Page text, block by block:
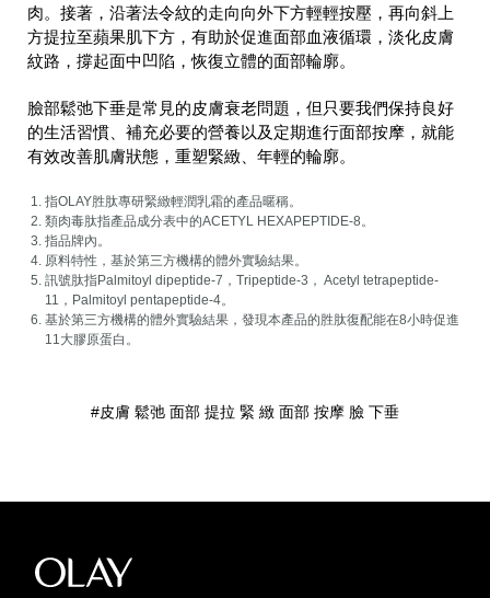
肉。接著，沿著法令紋的走向向外下方輕輕按壓，再向斜上
方提拉至蘋果肌下方，有助於促進面部血液循環，淡化皮膚
紋路，撐起面中凹陷，恢復立體的面部輪廓。
臉部鬆弛下垂是常見的皮膚衰老問題，但只要我們保持良好
的生活習慣、補充必要的營養以及定期進行面部按摩，就能
有效改善肌膚狀態，重塑緊緻、年輕的輪廓。
指OLAY胜肽專研緊緻輕潤乳霜的產品暱稱。
類肉毒肽指產品成分表中的ACETYL HEXAPEPTIDE-8。
指品牌內。
原料特性，基於第三方機構的體外實驗結果。
訊號肽指Palmitoyl dipeptide-7，Tripeptide-3， Acetyl tetrapeptide-
11，Palmitoyl pentapeptide-4。
基於第三方機構的體外實驗結果，發現本產品的胜肽復配能在8小時促進
11大膠原蛋白。
#皮膚 鬆弛 面部 提拉 緊 緻 面部 按摩 臉 下垂